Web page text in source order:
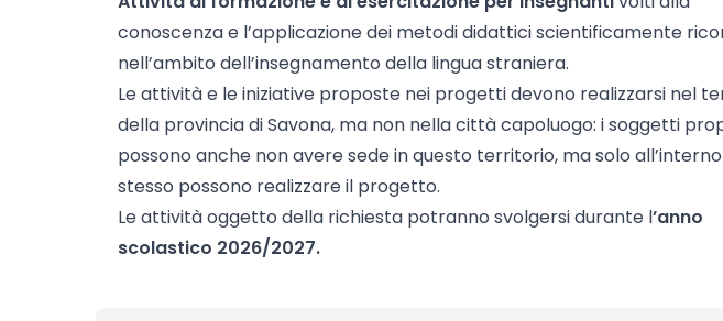
conoscenza e l’applicazione dei metodi didattici scientificamente
nell’ambito dell’insegnamento della lingua straniera.
Le attività e le iniziative proposte nei progetti devono realizzarsi nel
della provincia di Savona, ma non nella città capoluogo: i soggetti
possono anche non avere sede in questo territorio, ma solo
stesso possono realizzare il progetto.
Le attività oggetto della richiesta potranno svolgersi durante l’anno
scolastico 2026/2027.